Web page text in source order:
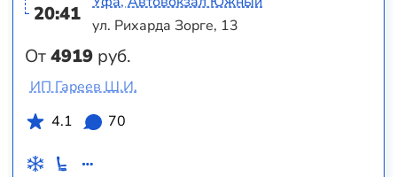
20:41
От4919 руб.
ул. Рихарда Зорге, 13
ИП Гареев Ш.И.
4.1
70